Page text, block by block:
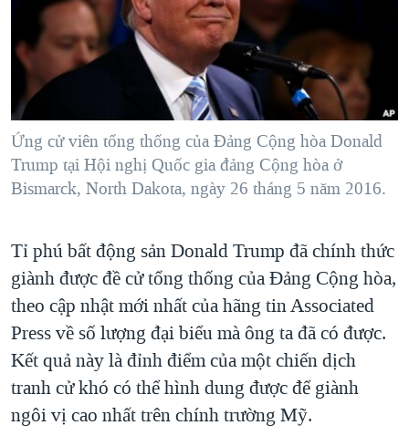
"Tìm"NGƯỜI VIỆT HẢI NGOẠI
ĐỜI SỐNG
KINH TẾ
KHOA HỌC
SỨC KHOẺ
VĂN HOÁ
GIÁO DỤC
TẠI
HÀNH TRÌNH BẦU CỬ 2024
MỘT NĂM CHIẾN TRANH TẠI DẢI GAZA
GIẢI MÃ VÀNH ĐAI & CON ĐƯỜNG
NGÀY TỊ NẠN THẾ GIỚI
TRỊNH VĨNH BÌNH - NGƯỜI HẠ 'BÊN THẮNG CUỘC'
GROUND ZERO – XƯA VÀ NAY
CÁC GIÁ TRỊ CỘNG HÒA Ở VIỆT NAM
THƯỢNG ĐỈNH TRUMP-KIM TẠI VIỆT NAM
TRỊNH VĨNH BÌNH VS. CHÍNH PHỦ VIỆT NAM
NGƯ DÂN VIỆT VÀ LÀN SÓNG TRỘM HẢI SÂM
BÊN KIA QUỐC LỘ: TIẾNG VỌNG TỪ NÔNG THÔN MỸ
VIDEO
NGHE
MẠNG XÃ HỘI
Ngôn ngữ khác
Ứng cử viên tổng thống của Đảng Cộng hòa Donald
Trump tại Hội nghị Quốc gia đảng Cộng hòa ở
Bismarck, North Dakota, ngày 26 tháng 5 năm 2016.
Tỉ phú bất động sản Donald Trump đã chính thức
giành được đề cử tổng thống của Đảng Cộng hòa,
theo cập nhật mới nhất của hãng tin Associated
Press về số lượng đại biểu mà ông ta đã có được.
Kết quả này là đỉnh điểm của một chiến dịch
tranh cử khó có thể hình dung được để giành
ngôi vị cao nhất trên chính trường Mỹ.